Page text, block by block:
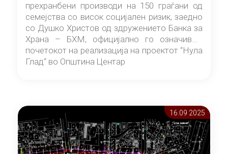
прехранбени производи на 150 граѓани од
семејства со висок социјален ризик, заедно
со Душко Христов од здружението Банка за
Храна – БХМ, официјално го означивме
почетокот на реализација на проектот “Нула
Глад“ во Општина Центар
16.09 2025